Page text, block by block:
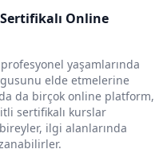
Online
yaşamlarında
elde etmelerine
da birçok online platform,
sertifikalı kurslar
ilgi alanlarında